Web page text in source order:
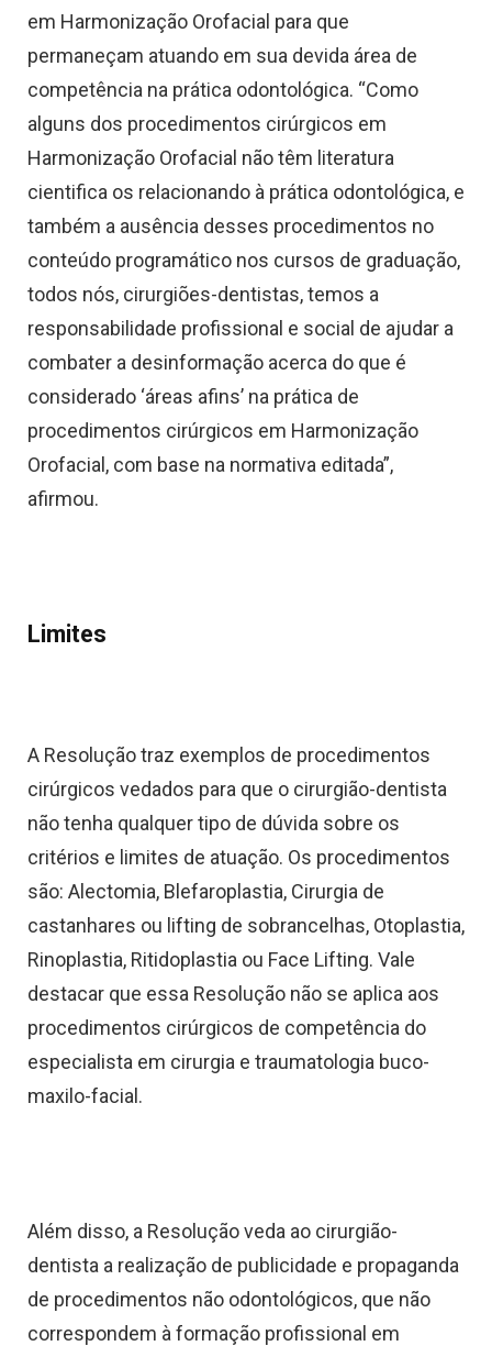
em Harmonização Orofacial para que
permaneçam atuando em sua devida área de
competência na prática odontológica. “Como
alguns dos procedimentos cirúrgicos em
Harmonização Orofacial não têm literatura
cientifica os relacionando à prática odontológica, e
também a ausência desses procedimentos no
conteúdo programático nos cursos de graduação,
todos nós, cirurgiões-dentistas, temos a
responsabilidade profissional e social de ajudar a
combater a desinformação acerca do que é
considerado ‘áreas afins’ na prática de
procedimentos cirúrgicos em Harmonização
Orofacial, com base na normativa editada”,
afirmou.
Limites
A Resolução traz exemplos de procedimentos
cirúrgicos vedados para que o cirurgião-dentista
não tenha qualquer tipo de dúvida sobre os
critérios e limites de atuação. Os procedimentos
são: Alectomia, Blefaroplastia, Cirurgia de
castanhares ou lifting de sobrancelhas, Otoplastia,
Rinoplastia, Ritidoplastia ou Face Lifting. Vale
destacar que essa Resolução não se aplica aos
procedimentos cirúrgicos de competência do
especialista em cirurgia e traumatologia buco-
maxilo-facial.
Além disso, a Resolução veda ao cirurgião-
dentista a realização de publicidade e propaganda
de procedimentos não odontológicos, que não
correspondem à formação profissional em